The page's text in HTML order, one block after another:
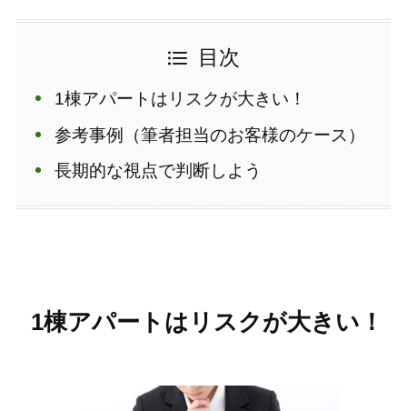
目次
1棟アパートはリスクが大きい！
参考事例（筆者担当のお客様のケース）
長期的な視点で判断しよう
1棟アパートはリスクが大きい！